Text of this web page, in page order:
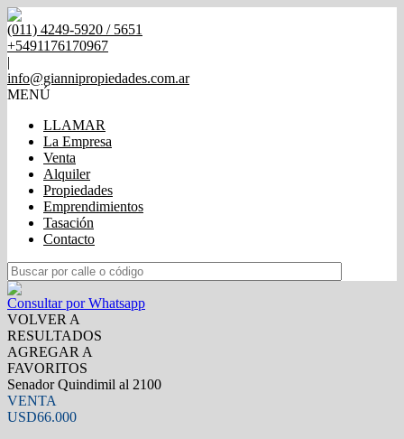
(011) 4249-5920 / 5651
+5491176170967
|
info@giannipropiedades.com.ar
MENÚ
LLAMAR
La Empresa
Venta
Alquiler
Propiedades
Emprendimientos
Tasación
Contacto
Consultar por Whatsapp
VOLVER A
RESULTADOS
AGREGAR A
FAVORITOS
Senador Quindimil al 2100
VENTA
USD66.000